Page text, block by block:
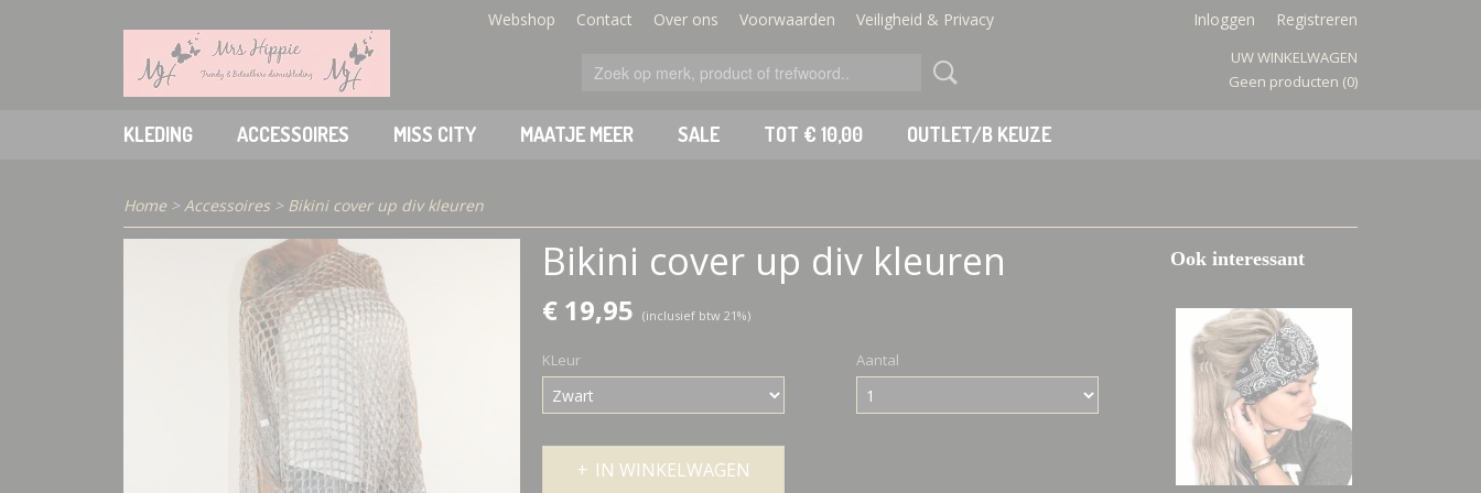
Webshop Contact Over ons Voorwaarden Veiligheid & Privacy Inloggen Registreren
UW WINKELWAGEN
Geen producten (0)
KLEDING ACCESSOIRES MISS CITY MAATJE MEER SALE TOT € 10,00 OUTLET/B KEUZE
Home > Accessoires > Bikini cover up div kleuren
Bikini cover up div kleuren
€ 19,95 (inclusief btw 21%)
KLeur Aantal
IN WINKELWAGEN
Ook interessant